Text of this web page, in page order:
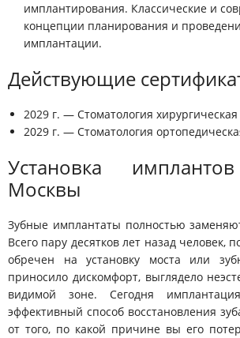
имплантирования. Классические и
концепции планирования и
имплантации.
Действующие
2029 г. — Стоматология хирургическая
2029 г. — Стоматология
Установка
Москвы
Зубные имплантаты полностью
Всего пару десятков лет назад человек,
обречен на установку моста или
приносило дискомфорт, выглядело
видимой зоне. Сегодня
эффективный способ восстановления
от того, по какой причине вы его